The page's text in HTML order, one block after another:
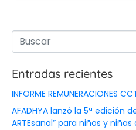
Entradas recientes
INFORME REMUNERACIONES
AFADHYA lanzó la 5ª edición
ARTEsanal” para niños y niñas